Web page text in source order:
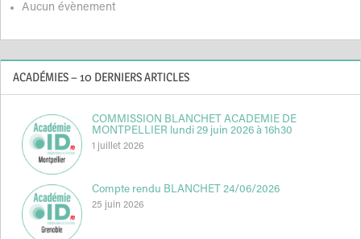
Aucun évènement
ACADÉMIES – 10 DERNIERS ARTICLES
COMMISSION BLANCHET ACADEMIE DE
MONTPELLIER lundi 29 juin 2026 à 16h30
1 juillet 2026
Compte rendu BLANCHET 24/06/2026
25 juin 2026